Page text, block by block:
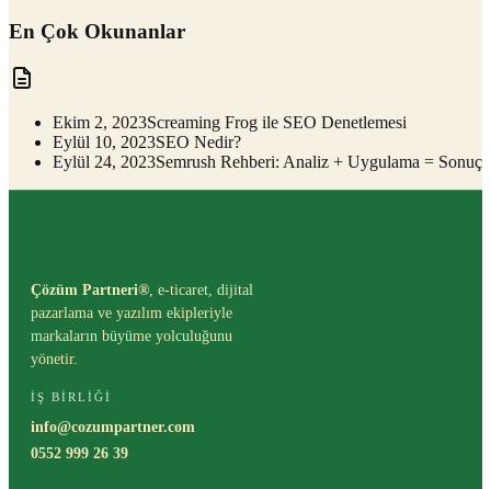
En Çok Okunanlar
Ekim 2, 2023Screaming Frog ile SEO Denetlemesi
Eylül 10, 2023SEO Nedir?
Eylül 24, 2023Semrush Rehberi: Analiz + Uygulama = Sonuç
Çözüm Partneri® , e-ticaret, dijital
pazarlama ve yazılım ekipleriyle
markaların büyüme yolculuğunu
yönetir.
İŞ BIRLIĞI
info@cozumpartner.com
0552 999 26 39